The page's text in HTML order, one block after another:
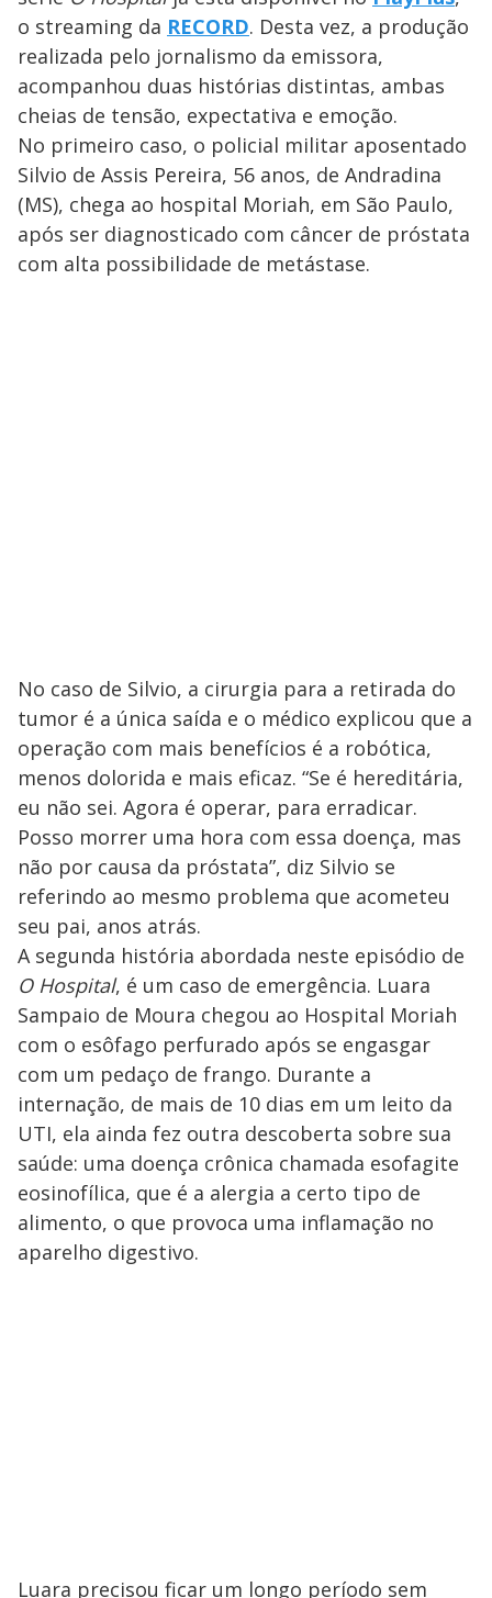
o streaming da RECORD. Desta vez, a produção
realizada pelo jornalismo da emissora,
acompanhou duas histórias distintas, ambas
cheias de tensão, expectativa e emoção.
No primeiro caso, o policial militar aposentado
Silvio de Assis Pereira, 56 anos, de Andradina
(MS), chega ao hospital Moriah, em São Paulo,
após ser diagnosticado com câncer de próstata
com alta possibilidade de metástase.
No caso de Silvio, a cirurgia para a retirada do
tumor é a única saída e o médico explicou que a
operação com mais benefícios é a robótica,
menos dolorida e mais eficaz. “Se é hereditária,
eu não sei. Agora é operar, para erradicar.
Posso morrer uma hora com essa doença, mas
não por causa da próstata”, diz Silvio se
referindo ao mesmo problema que acometeu
seu pai, anos atrás.
A segunda história abordada neste episódio de
O Hospital, é um caso de emergência. Luara
Sampaio de Moura chegou ao Hospital Moriah
com o esôfago perfurado após se engasgar
com um pedaço de frango. Durante a
internação, de mais de 10 dias em um leito da
UTI, ela ainda fez outra descoberta sobre sua
saúde: uma doença crônica chamada esofagite
eosinofílica, que é a alergia a certo tipo de
alimento, o que provoca uma inflamação no
aparelho digestivo.
Luara precisou ficar um longo período sem